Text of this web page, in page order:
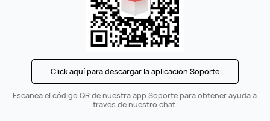
Click aquí para descargar la aplicación Soporte
Escanea el código QR de nuestra app Soporte para obtener ayuda a
través de nuestro chat.